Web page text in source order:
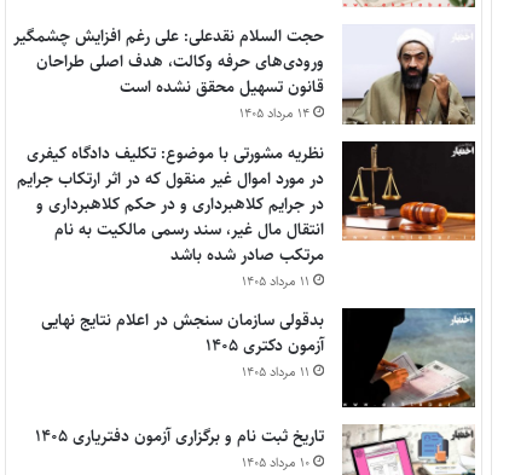
حجت السلام نقدعلی: علی رغم افزایش چشمگیر
ورودی‌های حرفه وکالت، هدف اصلی طراحان
قانون تسهیل محقق نشده است
۱۴ مرداد ۱۴۰۵
نظریه مشورتی با موضوع: تکلیف دادگاه کیفری
در مورد اموال غیر منقول که در اثر ارتکاب جرایم
در جرایم کلاهبرداری و در حکم کلاهبرداری و
انتقال مال غیر، سند رسمی مالکیت به نام
مرتکب صادر شده باشد
۱۱ مرداد ۱۴۰۵
بدقولی سازمان سنجش در اعلام نتایج نهایی
آزمون دکتری ۱۴۰۵
۱۱ مرداد ۱۴۰۵
تاریخ ثبت نام و برگزاری آزمون دفتریاری ۱۴۰۵
۱۰ مرداد ۱۴۰۵